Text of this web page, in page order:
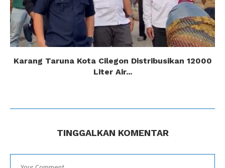
Karang Taruna Kota Cilegon Distribusikan 12000
Liter Air...
TINGGALKAN KOMENTAR